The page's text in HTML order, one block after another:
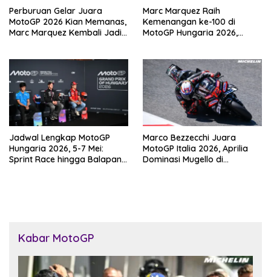
Perburuan Gelar Juara
MotoGP 2026 Kian Memanas,
Marc Marquez Kembali Jadi
Marc Marquez Raih
Kemenangan ke-100 di
MotoGP Hungaria 2026,
Jadwal Lengkap MotoGP
Hungaria 2026, 5-7 Mei:
Sprint Race hingga Balapan
Marco Bezzecchi Juara
MotoGP Italia 2026, Aprilia
Dominasi Mugello di
Kabar MotoGP